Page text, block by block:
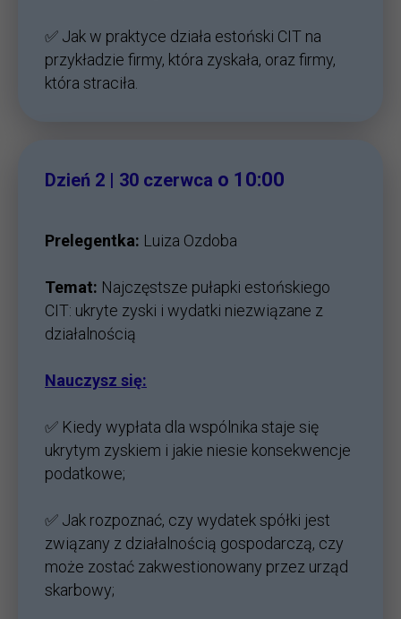
✅ Jak w praktyce działa estoński CIT na
przykładzie firmy, która zyskała, oraz firmy,
która straciła.
Dzień 2 | 30 czerwca o 10:00
Prelegentka: Luiza Ozdoba
Temat: Najczęstsze pułapki estońskiego
CIT: ukryte zyski i wydatki niezwiązane z
działalnością
Nauczysz się:
✅ Kiedy wypłata dla wspólnika staje się
ukrytym zyskiem i jakie niesie konsekwencje
podatkowe;
✅ Jak rozpoznać, czy wydatek spółki jest
związany z działalnością gospodarczą, czy
może zostać zakwestionowany przez urząd
skarbowy;